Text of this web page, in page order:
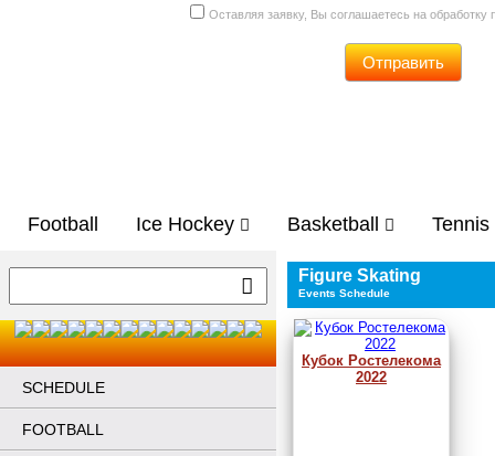
Оставляя заявку, Вы соглашаетесь на обработку
Отправить
Football Ice Hockey Basketball Tennis
Figure Skating
Events Schedule
Кубок Ростелекома
2022
SCHEDULE
FOOTBALL